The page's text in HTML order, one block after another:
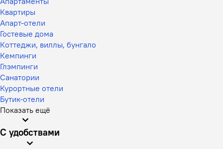
Квартиры
Апарт-отели
Гостевые дома
Коттеджи, виллы, бунгало
Кемпинги
Глэмпинги
Санатории
Курортные отели
Бутик-отели
Показать ещё
С удобствами